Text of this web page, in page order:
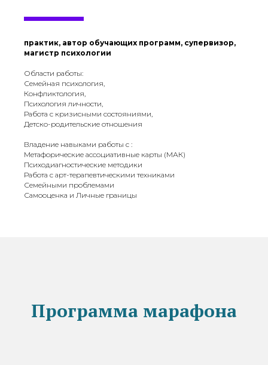
практик, автор обучающих программ, супервизор,
магистр психологии
Области работы:
Семейная психология,
Конфликтология,
Психология личности,
Работа с кризисными состояниями,
Детско-родительские отношения
Владение навыками работы с :
Метафорические ассоциативные карты (МАК)
Психодиагностические методики
Работа с арт-терапевтическими техниками
Семейными проблемами
Самооценка и Личные границы
Программа марафона